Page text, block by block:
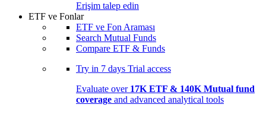
Erişim talep edin
ETF ve Fonlar
ETF ve Fon Araması
Search Mutual Funds
Compare ETF & Funds
Try in 7 days Trial access
Evaluate over 17K ETF & 140K Mutual fund
coverage and advanced analytical tools